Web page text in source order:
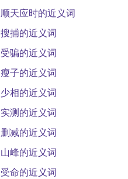
顺天应时的近义词
搜捕的近义词
受骗的近义词
瘦子的近义词
少相的近义词
实测的近义词
删减的近义词
山峰的近义词
受命的近义词